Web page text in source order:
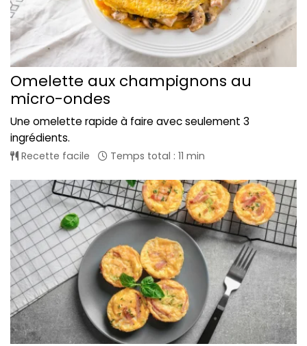
Omelette aux champignons au
micro-ondes
Une omelette rapide à faire avec seulement 3
ingrédients.
Recette facile Temps total : 11 min